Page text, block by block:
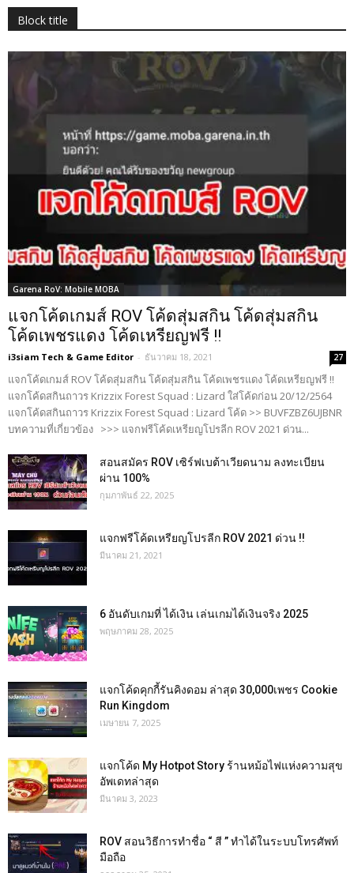
Block title
Garena RoV: Mobile MOBA
แจกโค้ดเกมส์ ROV โค้ดสุ่มสกิน โค้ดสุ่มสกิน
โค้ดเพชรแดง โค้ดเหรียญฟรี !!
i3siam Tech & Game Editor - ธันวาคม 18, 2021 27
แจกโค้ดเกมส์ ROV โค้ดสุ่มสกิน โค้ดสุ่มสกิน โค้ดเพชรแดง โค้ดเหรียญฟรี !!
แจกโค้ดสกินถาวร Krizzix Forest Squad : Lizard ใส่โค้ดก่อน 20/12/2564
แจกโค้ดสกินถาวร Krizzix Forest Squad : Lizard โค้ด >> BUVFZBZ6UJBNR
บทความที่เกี่ยวข้อง >>> แจกฟรีโค้ดเหรียญโปรลีก ROV 2021 ด่วน...
สอนสมัคร ROV เซิร์ฟเบต้าเวียดนาม ลงทะเบียน
ผ่าน 100%
กุมภาพันธ์ 22, 2025
แจกฟรีโค้ดเหรียญโปรลีก ROV 2021 ด่วน !!
มีนาคม 21, 2021
6 อันดับเกมที่ ได้เงิน เล่นเกมได้เงินจริง 2025
พฤษภาคม 28, 2025
แจกโค้ดคุกกี้รันคิงดอม ล่าสุด 30,000เพชร Cookie
Run Kingdom
เมษายน 7, 2025
แจกโค้ด My Hotpot Story ร้านหม้อไฟแห่งความสุข
อัพเดทล่าสุด
มีนาคม 3, 2023
ROV สอนวิธีการทำชื่อ “ สี ” ทำได้ในระบบโทรศัพท์
มือถือ